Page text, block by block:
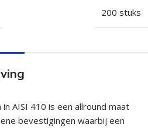
200 stuks
AISI 410 is een allround maat
bevestigingen waarbij een